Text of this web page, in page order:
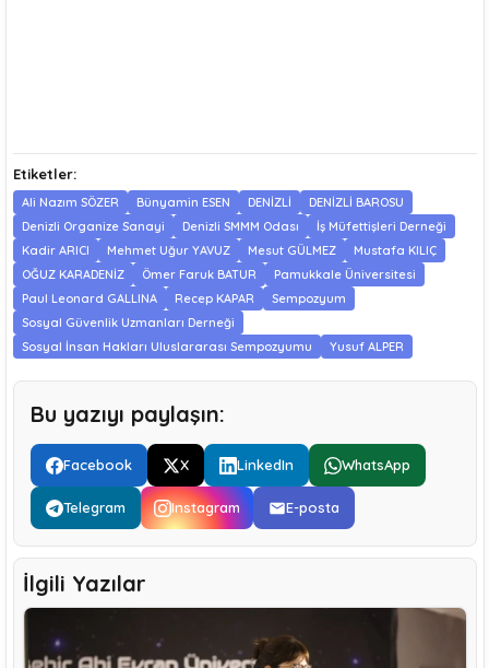
Etiketler:
Ali Nazım SÖZER Bünyamin ESEN DENİZLİ
DENİZLİ BAROSU
Denizli Organize Sanayi
Denizli SMMM Odası
İş Müfettişleri Derneği
Kadir ARICI
Mehmet Uğur YAVUZ Mesut GÜLMEZ
Mustafa KILIÇ
OĞUZ KARADENİZ
Ömer Faruk BATUR
Pamukkale Üniversitesi
Paul Leonard GALLINA
Recep KAPAR
Sempozyum
Sosyal Güvenlik Uzmanları Derneği
Sosyal İnsan Hakları Uluslararası Sempozyumu
Yusuf ALPER
Bu yazıyı paylaşın:
Facebook X LinkedIn WhatsApp
Telegram Instagram E-posta
İlgili Yazılar